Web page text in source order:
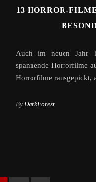
13 HORROR-
Auch im neuen Jahr
spannende Horrorfilme
Horrorfilme rausgepickt,
By DarkForest